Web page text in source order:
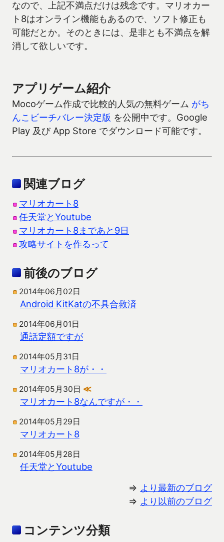
なので、上記不満点だけは残念です。マリオカー
ト8はオンライン機能もあるので、ソフト修正も
可能だとか。そのときには、是非とも不満点を解
消して欲しいです。
アプリゲーム紹介
Mocoゲーム作成で比較的人気の無料ゲーム がち
んこビーチバレー決定版 を公開中です。Google
Play 及び App Store でダウンロード可能です。
関連ブログ
マリオカート8
任天堂とYoutube
マリオカート8まであと9日
攻略サイトを作るって
前後のブログ
2014年06月02日
Android KitKatの不具合救済
2014年06月01日
通話定額ですが
2014年05月31日
マリオカート8が・・
2014年05月30日 ≪
マリオカート8なんですが・・
2014年05月29日
マリオカート8
2014年05月28日
任天堂とYoutube
⇒ より最新のブログ
⇒ より以前のブログ
コンテンツ分類